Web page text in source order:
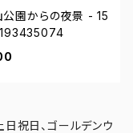
公園からの夜景 - 15
日祝日、ゴールデンウ